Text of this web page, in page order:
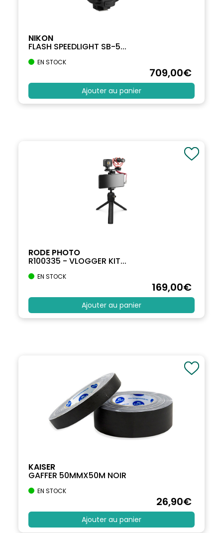
NIKON
FLASH SPEEDLIGHT SB-5...
EN STOCK
709,00€
Ajouter au panier
RODE PHOTO
R100335 - VLOGGER KIT...
EN STOCK
169,00€
Ajouter au panier
KAISER
GAFFER 50MMX50M NOIR
EN STOCK
26,90€
Ajouter au panier